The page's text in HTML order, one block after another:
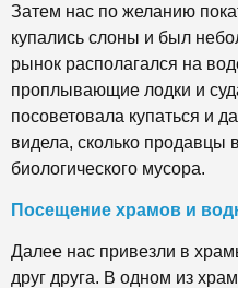
Затем нас по желанию
купались слоны и был
рынок располагался на
проплывающие лодки и
посоветовала купаться и
видела, сколько продавцы
биологического мусора.
Посещение храмов и
Далее нас привезли в
друг друга. В одном из